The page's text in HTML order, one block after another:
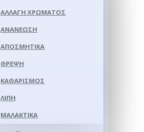
ΑΛΛΑΓΉ ΧΡΏΜΑΤΟΣ
ΑΝΑΝΈΩΣΗ
ΑΠΟΣΜΗΤΙΚΆ
ΘΡΈΨΗ
ΚΑΘΑΡΙΣΜΌΣ
ΛΊΠΗ
ΜΑΛΑΚΤΙΚΆ